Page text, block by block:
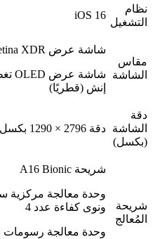
نظام
التشغيل
iOS 16
مقاس
الشاشة
شاشة عرض Super Retina XDR مع خاصية ProMotion
إنش (قطريًا)
دقة
الشاشة
(بكسل)
دقة 2796 × 1290 بكسل بكثافة 460 بكسل لكل إنش
شريحة
المُعالج
شريحة A16 Bionic
ونوى كفاءة عدد 4
وحدة معالجة رسومات